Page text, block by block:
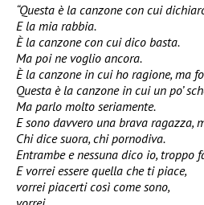
“Questa è la canzone con cui
E la mia rabbia.
È la canzone con cui dico basta.
Ma poi ne voglio ancora.
È la canzone in cui ho ragione, ma
Questa è la canzone in cui un po’
Ma parlo molto seriamente.
E sono davvero una brava ragazza,
Chi dice suora, chi pornodiva.
Entrambe e nessuna dico io, troppo
E vorrei essere quella che ti piace,
vorrei piacerti così come sono,